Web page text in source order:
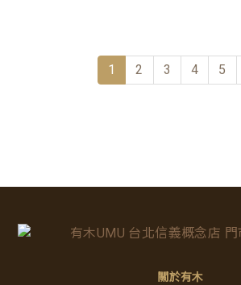
1 2 3 4 5
關於有木